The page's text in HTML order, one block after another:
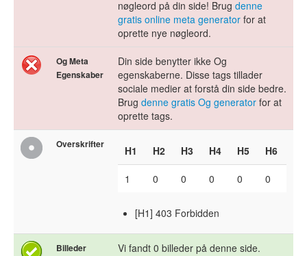
nøgleord på din side! Brug denne
gratis online meta generator for at
oprette nye nøgleord.
Og Meta
Egenskaber
Din side benytter ikke Og
egenskaberne. Disse tags tillader
sociale medier at forstå din side bedre.
Brug denne gratis Og generator for at
oprette tags.
Overskrifter H1 H2 H3 H4 H5 H6
1 0 0 0 0 0
[H1] 403 Forbidden
Billeder
Vi fandt 0 billeder på denne side.